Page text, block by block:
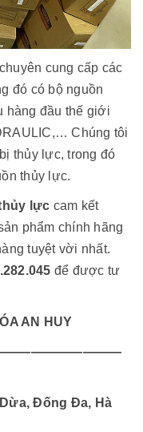
cung cấp các
đó có bộ nguồn
hàng đầu thế giới
Chúng tôi
thủy lực, trong đó
thủy lực.
lực cam kết
phẩm chính hãng
tuyệt vời nhất.
để được tư
AN HUY
Đống Đa, Hà